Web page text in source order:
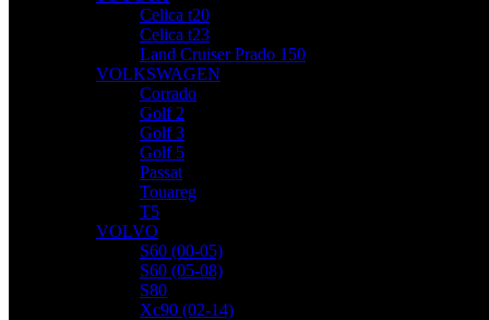
Celica t20
Celica t23
Land Cruiser Prado 150
VOLKSWAGEN
Corrado
Golf 2
Golf 3
Golf 5
Passat
Touareg
T5
VOLVO
S60 (00-05)
S60 (05-08)
S80
Xc90 (02-14)